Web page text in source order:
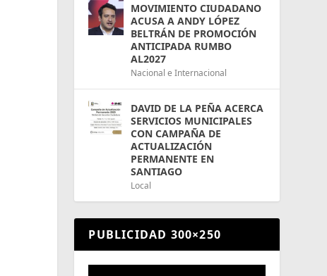
MOVIMIENTO CIUDADANO
ACUSA A ANDY LÓPEZ
BELTRÁN DE PROMOCIÓN
ANTICIPADA RUMBO
AL2027
Nacional e Internacional
DAVID DE LA PEÑA ACERCA
SERVICIOS MUNICIPALES
CON CAMPAÑA DE
ACTUALIZACIÓN
PERMANENTE EN
SANTIAGO
Local
PUBLICIDAD 300×250